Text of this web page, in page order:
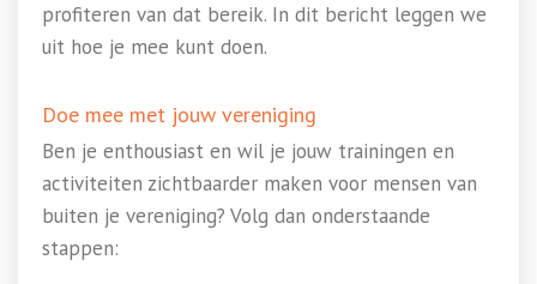
profiteren van dat bereik. In dit bericht leggen we
uit hoe je mee kunt doen.
Doe mee met jouw vereniging
Ben je enthousiast en wil je jouw trainingen en
activiteiten zichtbaarder maken voor mensen van
buiten je vereniging? Volg dan onderstaande
stappen: